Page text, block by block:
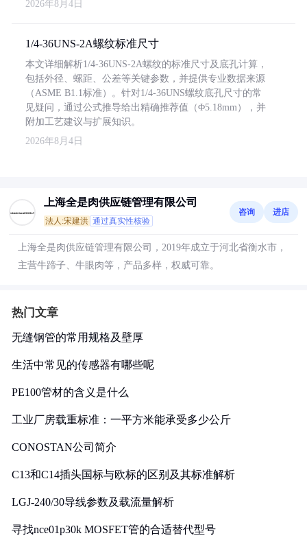
2026年8月4日
1/4-36UNS-2A螺纹标准尺寸
本文详细解析1/4-36UNS-2A螺纹的标准尺寸及底孔计算，
包括外径、螺距、公差等关键参数，并提供专业数据来源
（ASME B1.1标准）。针对1/4-36UNS螺纹底孔尺寸的常
见疑问，通过公式推导给出精确推荐值（Φ5.18mm），并
附加工艺建议与扩展知识。
2026年8月4日
上海全是肉供应链管理有限公司
法人:宋建洪 通过真实性核验
咨询 进店
上海全是肉供应链管理有限公司，2019年成立于河北省衡水市，
主营牛蹄子、牛眼肉等，产品多样，权威可靠。
热门文章
无缝钢管的常用规格及壁厚
生活中常见的传感器有哪些呢
PE100管材的含义是什么
工业厂房载重标准：一平方米能承受多少公斤
CONOSTAN公司简介
C13和C14插头国标与欧标的区别及其标准解析
LGJ-240/30导线参数及载流量解析
寻找nce01p30k MOSFET管的合适替代型号